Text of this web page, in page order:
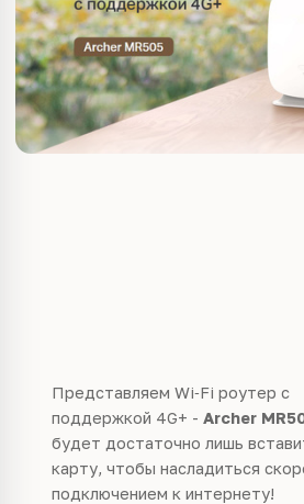
Представляем Wi‑Fi роутер с
поддержкой 4G+ - Archer
будет достаточно лишь
карту, чтобы насладиться
подключением к интернету!